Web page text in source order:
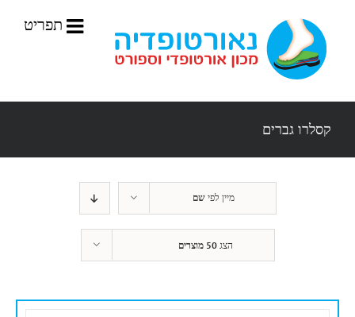
קסלרו גברים
מיין לפישם
הצג50 מוצרים